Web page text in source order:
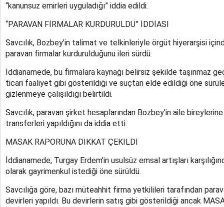
“kanunsuz emirleri uyguladığı” iddia edildi.
“PARAVAN FİRMALAR KURDURULDU” İDDİASI
Savcılık, Bozbey’in talimat ve telkinleriyle örgüt hiyerarşisi
paravan firmalar kurdurulduğunu ileri sürdü.
İddianamede, bu firmalara kaynağı belirsiz şekilde taşınmaz
ticari faaliyet gibi gösterildiği ve suçtan elde edildiği öne
gizlenmeye çalışıldığı belirtildi.
Savcılık, paravan şirket hesaplarından Bozbey’in aile
transferleri yapıldığını da iddia etti.
MASAK RAPORUNA DİKKAT ÇEKİLDİ
İddianamede, Turgay Erdem’in usulsüz emsal artışları
olarak gayrimenkul istediği öne sürüldü.
Savcılığa göre, bazı müteahhit firma yetkilileri tarafından
devirleri yapıldı. Bu devirlerin satış gibi gösterildiği ancak